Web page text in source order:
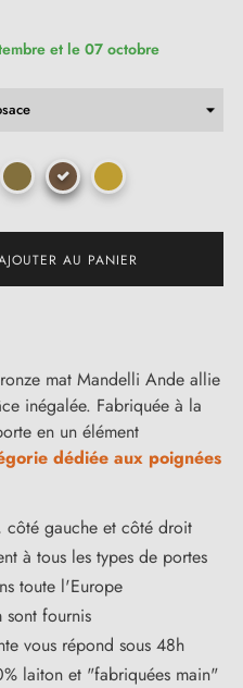
et le 07 octobre
AU PANIER
mat Mandelli Ande allie
inégalée. Fabriquée à la
en un élément
dédiée aux poignées
côté gauche et côté droit
à tous les types de portes
toute l'Europe
sont fournis
vous répond sous 48h
laiton et "fabriquées main"